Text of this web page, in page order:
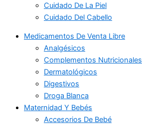
Cuidado De La Piel
Cuidado Del Cabello
Medicamentos De Venta Libre
Analgésicos
Complementos Nutricionales
Dermatológicos
Digestivos
Droga Blanca
Maternidad Y Bebés
Accesorios De Bebé